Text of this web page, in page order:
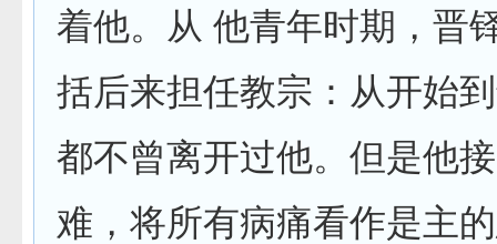
着他。从 他青年时期，晋
括后来担任教宗：从开始
都不曾离开过他。但是他
难，将所有病痛看作是主